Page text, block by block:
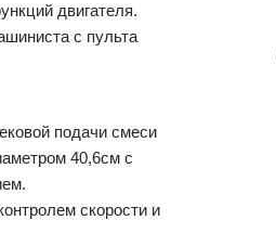
двигателя.
с пульта
подачи смеси
40,6см с
скорости и